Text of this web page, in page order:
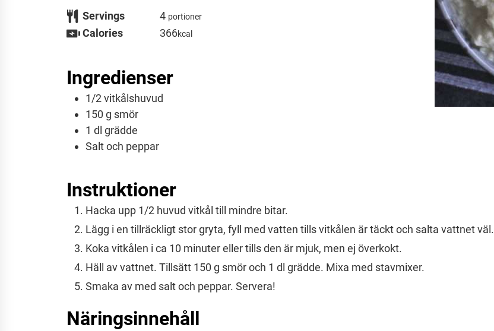
Servings 4 portioner
Calories 366kcal
Ingredienser
1/2vitkålshuvud
150 g smör
1 dl grädde
Salt och peppar
Instruktioner
Hacka upp 1/2 huvud vitkål till mindre bitar.
Lägg i en tillräckligt stor gryta, fyll med vatten tills vitkålen är täckt och salta vattnet väl.
Koka vitkålen i ca 10 minuter eller tills den är mjuk, men ej överkokt.
Häll av vattnet. Tillsätt 150 g smör och 1 dl grädde. Mixa med stavmixer.
Smaka av med salt och peppar. Servera!
Näringsinnehåll